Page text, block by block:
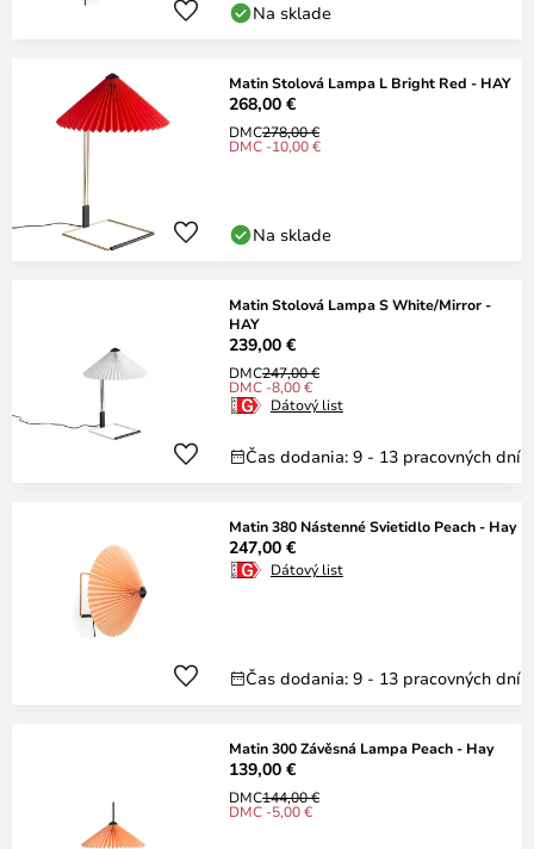
Na sklade
Matin Stolová Lampa L Bright Red - HAY
268,00 €
DMC278,00 €
DMC -10,00 €
Na sklade
Matin Stolová Lampa S White/Mirror -
HAY
239,00 €
DMC247,00 €
DMC -8,00 €
Dátový list
Čas dodania: 9 - 13 pracovných dní
Matin 380 Nástenné Svietidlo Peach - Hay
247,00 €
Dátový list
Čas dodania: 9 - 13 pracovných dní
Matin 300 Závěsná Lampa Peach - Hay
139,00 €
DMC144,00 €
DMC -5,00 €